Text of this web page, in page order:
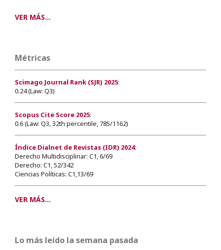
VER MÁS...
Métricas
Scimago Journal Rank (SJR) 2025:
0.24 (Law: Q3)
Scopus Cite Score 2025:
0.6 (Law: Q3, 32th percentile, 785/1162)
Índice Dialnet de Revistas (IDR) 2024:
Derecho Multidisciplinar: C1, 6/69
Derecho: C1, 52/342
Ciencias Políticas: C1,13/69
VER MÁS...
Lo más leído la semana pasada